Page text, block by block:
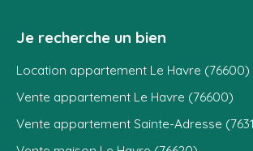
Je recherche un bien
Location appartement Le Havre (76600)
Vente appartement Le Havre (76600)
Vente appartement Sainte-Adresse